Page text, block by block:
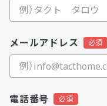
メールアドレス
電話番号